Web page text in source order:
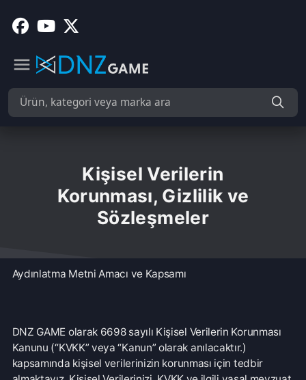
Korunması, Gizlilik ve
Sözleşmeler
kapsamında kişisel verilerinizin korunması için tedbir
almaktayız. Kişisel Verilerinizi, KVKK ve ilgili yasal mevzuat
kapsamında ve “veri sorumlusu” sıfatımızla aşağıda
açıklanan sebeplerle ve yöntemlerle işlemekteyiz.